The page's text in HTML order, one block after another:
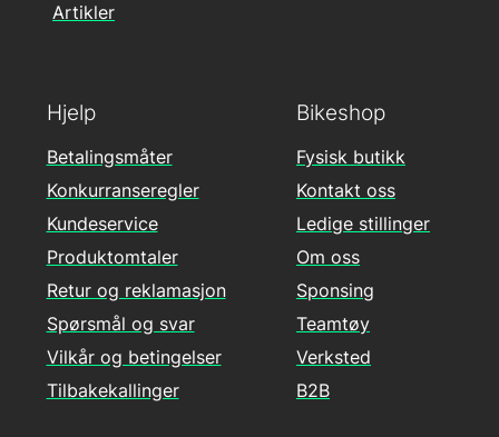
Hjelp
Betalingsmåter
Konkurranseregler
Kundeservice
Produktomtaler
Retur og reklamasjon
Spørsmål og svar
Vilkår og betingelser
Tilbakekallinger
Artikler
Bikeshop
Fysisk butikk
Kontakt oss
Ledige stillinger
Om oss
Sponsing
Teamtøy
Verksted
B2B